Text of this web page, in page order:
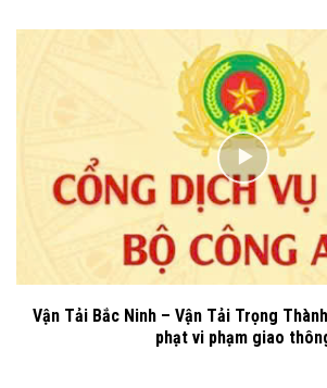
Vận Tải Bắc Ninh – Vận Tải Trọng
phạt vi phạm giao